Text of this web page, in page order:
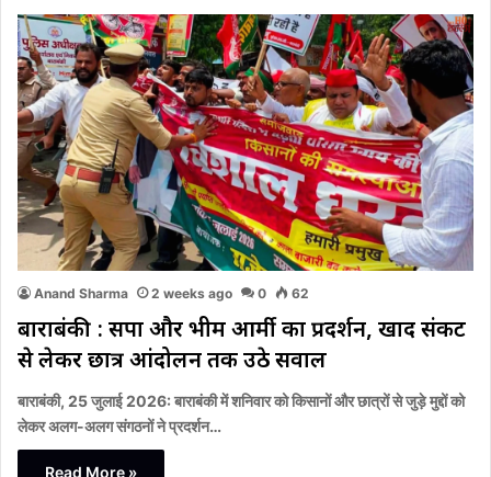
Anand Sharma 2 weeks ago 0 62
बाराबंकी : सपा और भीम आर्मी का प्रदर्शन, खाद संकट
से लेकर छात्र आंदोलन तक उठे सवाल
बाराबंकी, 25 जुलाई 2026: बाराबंकी में शनिवार को किसानों और छात्रों से जुड़े मुद्दों को
लेकर अलग-अलग संगठनों ने प्रदर्शन…
Read More »